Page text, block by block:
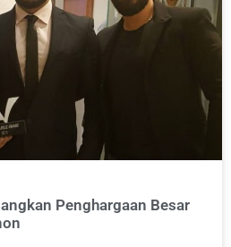
Penghargaan Besar